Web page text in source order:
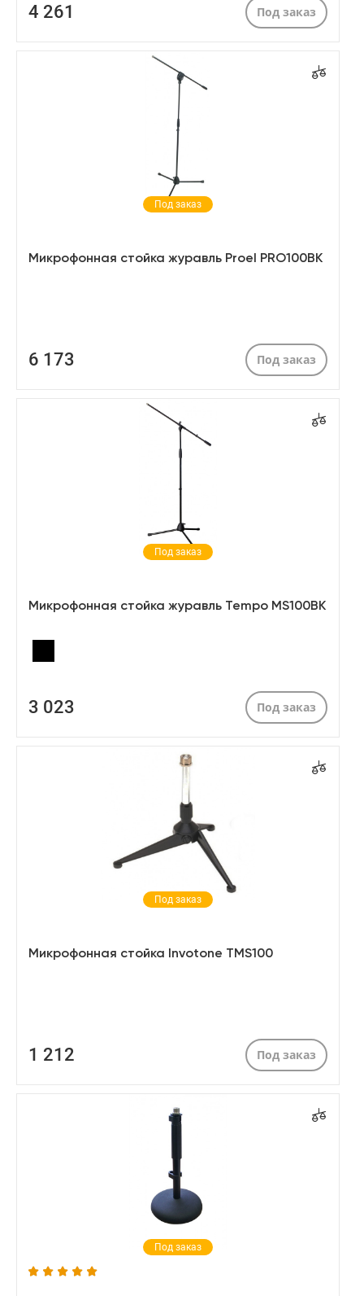
4 261 Под заказ
Под заказ
Микрофонная стойка журавль Proel PRO100BK
6 173 Под заказ
Под заказ
Микрофонная стойка журавль Tempo MS100BK
3 023 Под заказ
Под заказ
Микрофонная стойка Invotone TMS100
1 212 Под заказ
Под заказ